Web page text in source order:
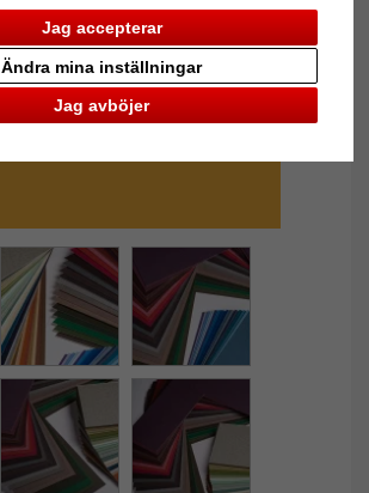
Jag accepterar
Jag avböjer
Ändra mina inställningar